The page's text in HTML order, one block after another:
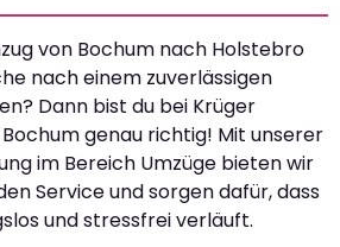
von Bochum nach Holstebro
nach einem zuverlässigen
Dann bist du bei Krüger
genau richtig! Mit unserer
im Bereich Umzüge bieten wir
Service und sorgen dafür, dass
und stressfrei verläuft.